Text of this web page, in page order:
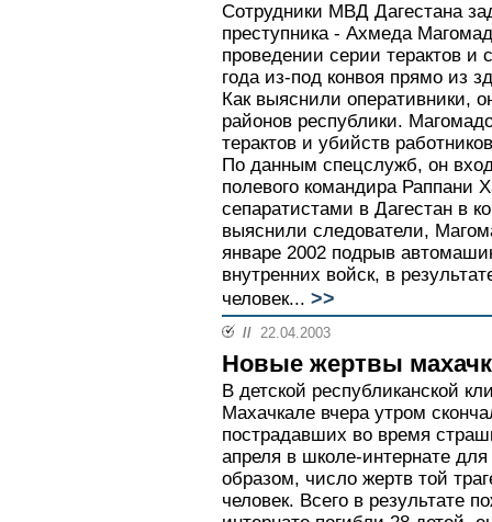
Сотрудники МВД Дагестана
преступника - Ахмеда
проведении серии терактов и
года из-под конвоя прямо из
Как выяснили оперативники,
районов республики.
терактов и убийств
По данным спецслужб, он
полевого командира Раппани
сепаратистами в Дагестан в
выяснили следователи,
январе 2002 подрыв
внутренних войск, в
человек... >>
// 22.04.2003
Новые жертвы
В детской республиканской
Махачкале вчера утром
пострадавших во время
апреля в школе-интернате
образом, число жертв той
человек. Всего в результате